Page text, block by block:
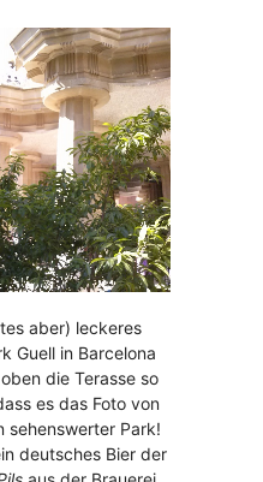
aber) leckeres
Guell in Barcelona
die Terasse so
es das Foto von
sehenswerter Park!
deutsches Bier der